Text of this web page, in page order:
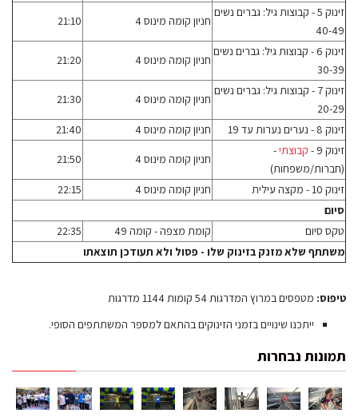
זינוק 5 - קבוצות גיל: גברים נשים
40-49
חניון קומה מינוס 4 21:10
זינוק 6 - קבוצות גיל: גברים נשים
30-39
חניון קומה מינוס 4 21:20
זינוק 7 - קבוצות גיל: גברים נשים
20-29
חניון קומה מינוס 4 21:30
זינוק 8 - נערים נערות עד 19 חניון קומה מינוס 4
21:40
זינוק 9 -
קבוצתי-
(חברות/משפחות)
חניון קומה מינוס 4 21:50
זינוק 10 - מקצה עילית חניון קומה מינוס 4
22:15
סיום
טקס סיום
קומת מצפה - קומה 49
22:35
משתתף שלא מזנק בזינוק שלו - פסול ולא תעודכן תוצאתו
טיפוס: מטפסים במרוץ המדרגות 54 קומות 1144 מדרגות
ייתכנו שינויים בזמני הזינוקים בהתאם למספר המשתתפים הסופי.
תמונות נבחרות